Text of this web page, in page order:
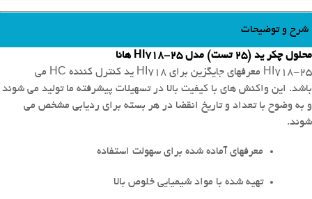
شرح و توضیحات
محلول چکر ید (25 تست) مدل HI718-25 هانا
HI718-25 معرفهای جایگزین برای HI718 ید کنترل کننده HC می
باشد. این واکنش های با کیفیت بالا در تسهیلات پیشرفته ما تولید می شوند
و به وضوح با تعداد و تاریخ انقضا در هر بسته برای ردیابی مشخص می
شوند.
معرفهای آماده شده برای سهولت استفاده
تهیه شده با مواد شیمیایی خلوص بالا